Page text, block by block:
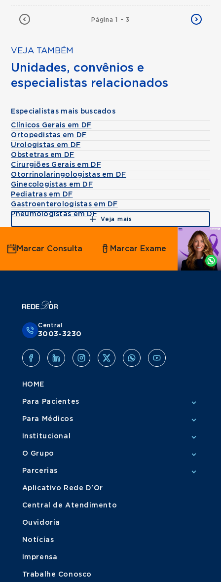
Página 1 - 3
VEJA TAMBÉM
Unidades, convênios e
especialistas relacionados
Especialistas mais buscados
Clínicos Gerais em DF
Ortopedistas em DF
Urologistas em DF
Obstetras em DF
Cirurgiões Gerais em DF
Otorrinolaringologistas em DF
Ginecologistas em DF
Pediatras em DF
Gastroenterologistas em DF
Pneumologistas em DF
Veja mais
Agende
por
Whatsapp
Marcar Consulta Marcar Exame
Central
3003-3230
HOME
Para Pacientes
Para Médicos
Institucional
O Grupo
Parcerias
Aplicativo Rede D'Or
Central de Atendimento
Ouvidoria
Notícias
Imprensa
Trabalhe Conosco